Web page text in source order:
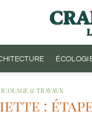
& TRAVAUX
: